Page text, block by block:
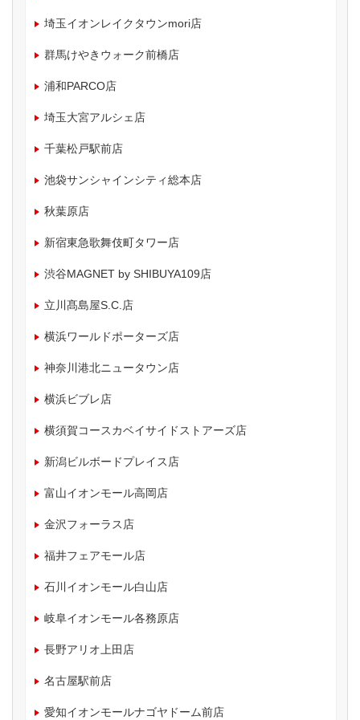
埼玉イオンレイクタウンmori店
群馬けやきウォーク前橋店
浦和PARCO店
埼玉大宮アルシェ店
千葉松戸駅前店
池袋サンシャインシティ総本店
秋葉原店
新宿東急歌舞伎町タワー店
渋谷MAGNET by SHIBUYA109店
立川髙島屋S.C.店
横浜ワールドポーターズ店
神奈川港北ニュータウン店
横浜ビブレ店
横須賀コースカベイサイドストアーズ店
新潟ビルボードプレイス店
富山イオンモール高岡店
金沢フォーラス店
福井フェアモール店
石川イオンモール白山店
岐阜イオンモール各務原店
長野アリオ上田店
名古屋駅前店
愛知イオンモールナゴヤドーム前店